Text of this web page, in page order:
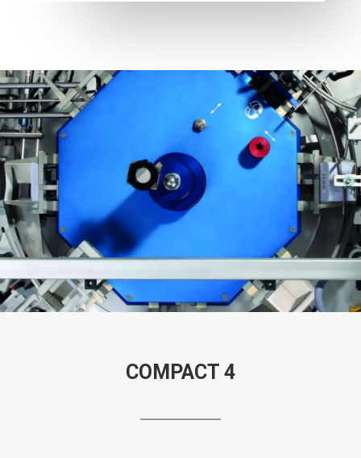
COMPACT 4